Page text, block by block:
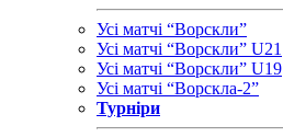
Усі матчі “Ворскли”
Усі матчі “Ворскли” U21
Усі матчі “Ворскли” U19
Усі матчі “Ворскла-2”
Турніри